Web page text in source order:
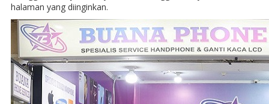
halaman yang diinginkan.